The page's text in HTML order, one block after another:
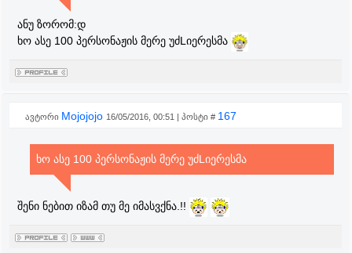
ანუ ზორომ:დ
ხო ასე 100 პერსონაჟის მერე უძLიერესმა
ავტორი Mojojojo 16/05/2016, 00:51 | პოსტი # 167
ხო ასე 100 პერსონაჟის მერე უძLიერესმა
შენი ნებით იზამ თუ მე იმასვქნა.!!